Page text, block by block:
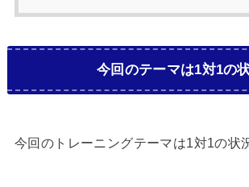
今回のテーマは1対1の
今回のトレーニングテーマは1対1の状